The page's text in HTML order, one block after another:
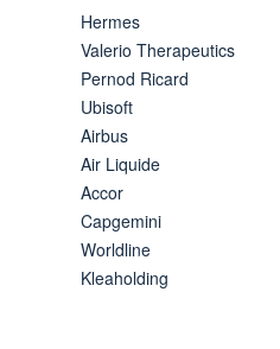
Hermes
Valerio Therapeutics
Pernod Ricard
Ubisoft
Airbus
Air Liquide
Accor
Capgemini
Worldline
Kleaholding